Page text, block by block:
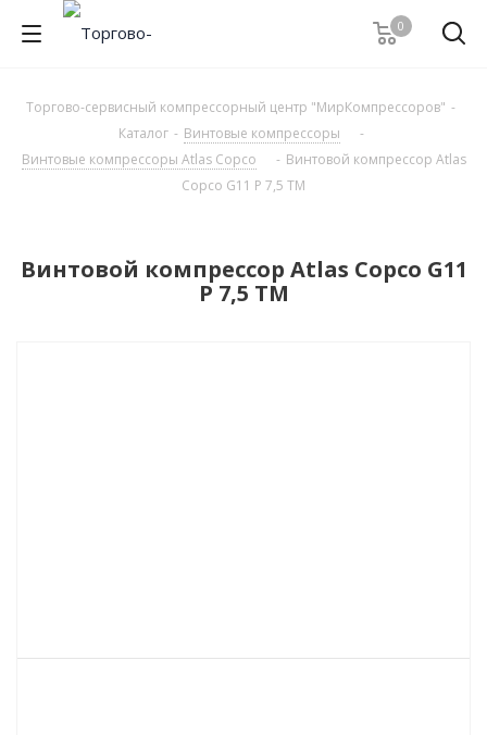
0
Торгово-сервисный компрессорный центр "МирКомпрессоров" -
Каталог - Винтовые компрессоры
-
Винтовые компрессоры Atlas Copco
- Винтовой компрессор Atlas
Copco G11 P 7,5 TM
Винтовой компрессор Atlas Copco G11
P 7,5 TM